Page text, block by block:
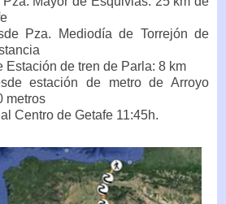
Pza. Mediodía de Torrejón de
Estación de tren de Parla: 8 km
estación de metro de Arroyo
metros
Centro de Getafe 11:45h.